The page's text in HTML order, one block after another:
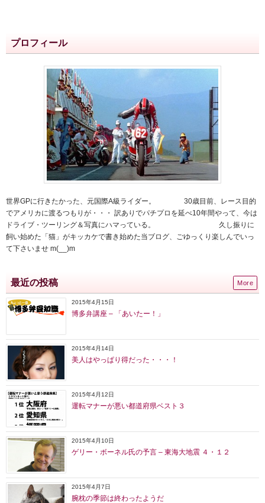
プロフィール
世界GPに行きたかった、元国際A級ライダー。 30歳目前、レース目的
でアメリカに渡るつもりが・・・ 訳ありでパチプロを延べ10年間やって、今は
ドライブ・ツーリング＆写真にハマっている。 久し振りに
飼い始めた「猫」がキッカケで書き始めた当ブログ、ごゆっくり楽しんでいっ
て下さいませ m(__)m
最近の投稿
2015年4月15日
博多弁講座 – 「あいたー！」
2015年4月14日
美人はやっぱり得だった・・・！
2015年4月12日
運転マナーが悪い都道府県ベスト３
2015年4月10日
ゲリー・ボーネル氏の予言 – 東海大地震 ４・１２
2015年4月7日
腕枕の季節は終わったようだ
More